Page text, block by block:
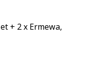
+ 2 x Ermewa,